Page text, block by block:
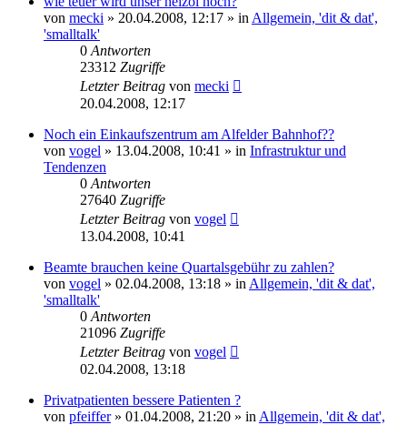
von mecki » 20.04.2008, 12:17 » in Allgemein, 'dit & dat',
'smalltalk'
0 Antworten
23312 Zugriffe
Letzter Beitrag von mecki
20.04.2008, 12:17
Noch ein Einkaufszentrum am Alfelder Bahnhof??
von vogel » 13.04.2008, 10:41 » in Infrastruktur und
Tendenzen
0 Antworten
27640 Zugriffe
Letzter Beitrag von vogel
13.04.2008, 10:41
Beamte brauchen keine Quartalsgebühr zu zahlen?
von vogel » 02.04.2008, 13:18 » in Allgemein, 'dit & dat',
'smalltalk'
0 Antworten
21096 Zugriffe
Letzter Beitrag von vogel
02.04.2008, 13:18
Privatpatienten bessere Patienten ?
von pfeiffer» 01.04.2008, 21:20 » in Allgemein, 'dit & dat',